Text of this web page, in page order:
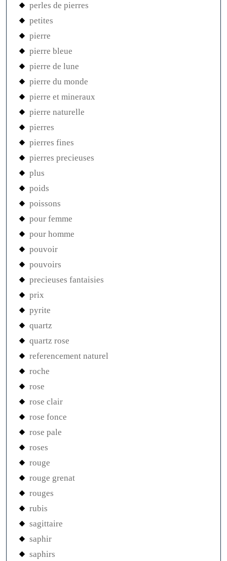
perles de pierres
petites
pierre
pierre bleue
pierre de lune
pierre du monde
pierre et mineraux
pierre naturelle
pierres
pierres fines
pierres precieuses
plus
poids
poissons
pour femme
pour homme
pouvoir
pouvoirs
precieuses fantaisies
prix
pyrite
quartz
quartz rose
referencement naturel
roche
rose
rose clair
rose fonce
rose pale
roses
rouge
rouge grenat
rouges
rubis
sagittaire
saphir
saphirs